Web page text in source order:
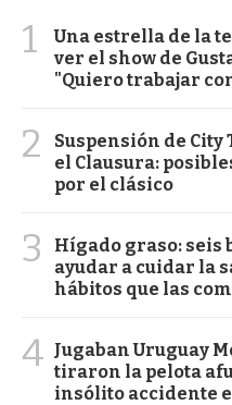
1
Una estrella de la
ver el show de
"Quiero trabajar
2
Suspensión de
el Clausura:
por el clásico
3
Hígado graso: seis
ayudar a cuidar la
hábitos que las
4 Jugaban Uruguay
tiraron la pelota
insólito accidente